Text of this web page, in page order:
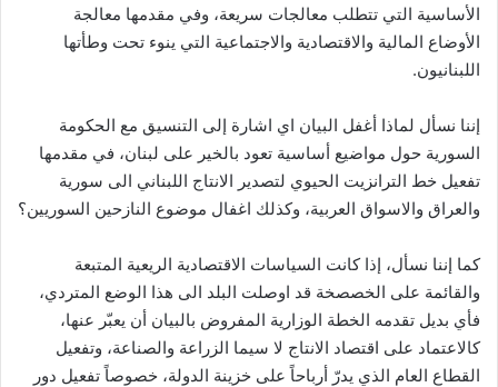
الأساسية التي تتطلب معالجات سريعة، وفي مقدمها معالجة
الأوضاع المالية والاقتصادية والاجتماعية التي ينوء تحت وطأتها
اللبنانيون.
إننا نسأل لماذا أغفل البيان اي اشارة إلى التنسيق مع الحكومة
السورية حول مواضيع أساسية تعود بالخير على لبنان، في مقدمها
تفعيل خط الترانزيت الحيوي لتصدير الانتاج اللبناني الى سورية
والعراق والاسواق العربية، وكذلك اغفال موضوع النازحين السوريين؟
كما إننا نسأل، إذا كانت السياسات الاقتصادية الريعية المتبعة
والقائمة على الخصصخة قد اوصلت البلد الى هذا الوضع المتردي،
فأي بديل تقدمه الخطة الوزارية المفروض بالبيان أن يعبّر عنها،
كالاعتماد على اقتصاد الانتاج لا سيما الزراعة والصناعة، وتفعيل
القطاع العام الذي يدرّ أرباحاً على خزينة الدولة، خصوصاً تفعيل دور